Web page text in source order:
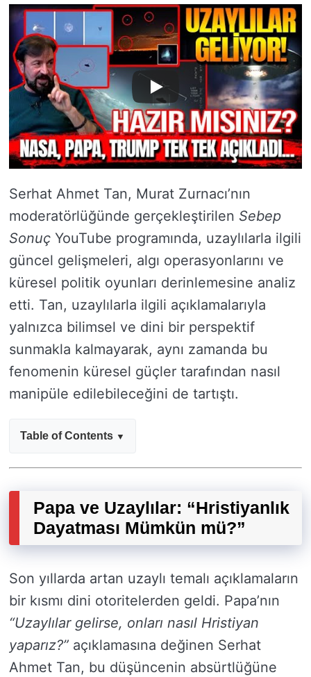
Serhat Ahmet Tan, Murat Zurnacı’nın
moderatörlüğünde gerçekleştirilen Sebep
Sonuç YouTube programında, uzaylılarla ilgili
güncel gelişmeleri, algı operasyonlarını ve
küresel politik oyunları derinlemesine analiz
etti. Tan, uzaylılarla ilgili açıklamalarıyla
yalnızca bilimsel ve dini bir perspektif
sunmakla kalmayarak, aynı zamanda bu
fenomenin küresel güçler tarafından nasıl
manipüle edilebileceğini de tartıştı.
Table of Contents
Papa ve Uzaylılar: “Hristiyanlık
Dayatması Mümkün mü?”
Son yıllarda artan uzaylı temalı açıklamaların
bir kısmı dini otoritelerden geldi. Papa’nın
“Uzaylılar gelirse, onları nasıl Hristiyan
yaparız?” açıklamasına değinen Serhat
Ahmet Tan, bu düşüncenin absürtlüğüne